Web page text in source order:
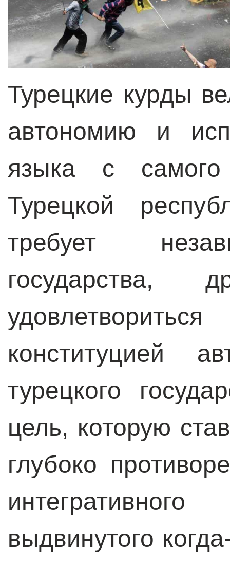
Турецкие курды
автономию и
языка с самого
Турецкой
требует
государства,
конституцией
турецкого
цель, которую
глубоко
выдвинутого